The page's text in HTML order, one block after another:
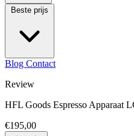
Beste prijs
Blog Contact
Review
HFL Goods Espresso Apparaat
€195,00